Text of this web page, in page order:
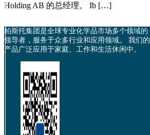
Holding AB 的总经理。 Ib […]
柏斯托集团是全球专业化学品市场多个领域的
领导者，服务于众多行业和应用领域。 我们的
产品广泛应用于家庭、工作和生活休闲中。